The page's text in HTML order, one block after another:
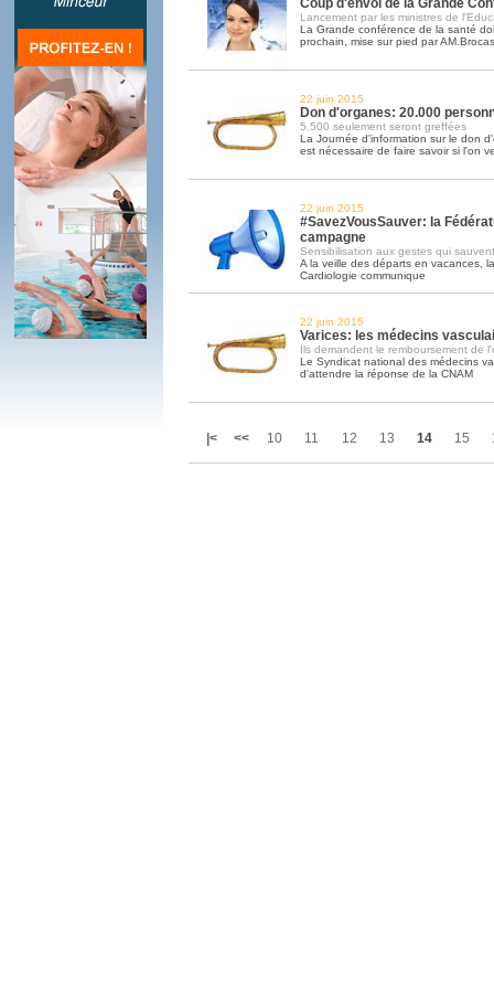
Coup d'envoi de la Grande
Lancement par les ministres de
La Grande conférence de la santé
prochain, mise sur pied par
22 juin 2015
Don d'organes: 20.000
5.500 seulement seront greffées
La Journée d'information sur le don
est nécessaire de faire savoir si l'on
22 juin 2015
#SavezVousSauver: la
campagne
Sensibilisation aux gestes qui sauvent
A la veille des départs en vacances,
Cardiologie communique
22 juin 2015
Varices: les médecins
Ils demandent le remboursement de
Le Syndicat national des médecins
d'attendre la réponse de la CNAM
|< << 10 11 12 13 14 15